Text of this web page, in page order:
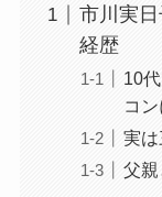
市川実
経歴
10
コン
実
父